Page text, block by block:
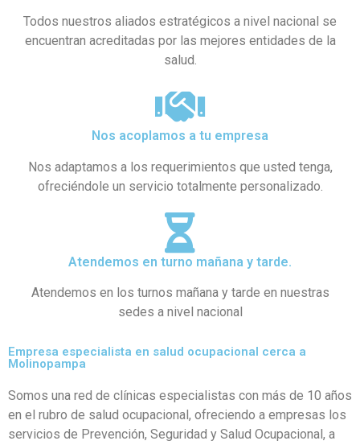
Todos nuestros aliados estratégicos a nivel nacional se
encuentran acreditadas por las mejores entidades de la
salud.
Nos acoplamos a tu empresa
Nos adaptamos a los requerimientos que usted tenga,
ofreciéndole un servicio totalmente personalizado.
Atendemos en turno mañana y tarde.
Atendemos en los turnos mañana y tarde en nuestras
sedes a nivel nacional
Empresa especialista en salud ocupacional cerca a
Molinopampa
Somos una red de clínicas especialistas con más de 10 años
en el rubro de salud ocupacional, ofreciendo a empresas los
servicios de Prevención, Seguridad y Salud Ocupacional, a